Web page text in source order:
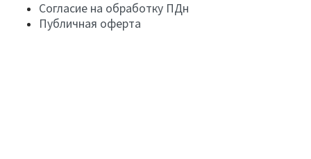
Согласие на обработку ПДн
Публичная оферта